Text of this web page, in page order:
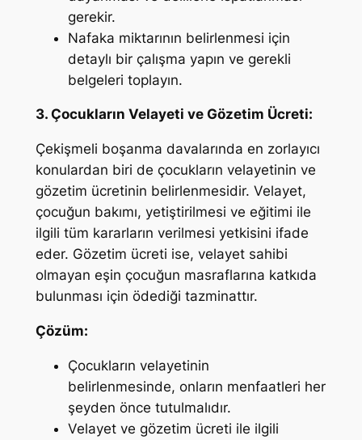
gerekir.
Nafaka miktarının belirlenmesi için
detaylı bir çalışma yapın ve gerekli
belgeleri toplayın.
3. Çocukların Velayeti ve Gözetim Ücreti:
Çekişmeli boşanma davalarında en zorlayıcı
konulardan biri de çocukların velayetinin ve
gözetim ücretinin belirlenmesidir. Velayet,
çocuğun bakımı, yetiştirilmesi ve eğitimi ile
ilgili tüm kararların verilmesi yetkisini ifade
eder. Gözetim ücreti ise, velayet sahibi
olmayan eşin çocuğun masraflarına katkıda
bulunması için ödediği tazminattır.
Çözüm:
Çocukların velayetinin
belirlenmesinde, onların menfaatleri her
şeyden önce tutulmalıdır.
Velayet ve gözetim ücreti ile ilgili